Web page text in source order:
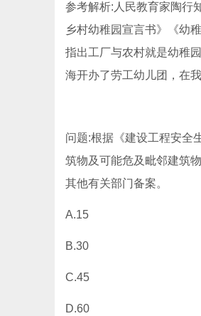
参考解析:人民教育家陶行
乡村幼稚园宣言书》《幼
指出工厂与农村就是幼稚
海开办了劳工幼儿团，在
问题:根据《建设工程安全
筑物及可能危及毗邻建筑
其他有关部门备案。
A.15
B.30
C.45
D.60